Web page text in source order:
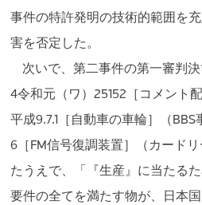
事件の特許発明の技術的範囲を
害を否定した。
次いで、第二事件の第一審判
4令和元（ワ）25152［コメント
平成9.7.1［自動車の車輪］（BBS
6［FM信号復調装置］（カード
たうえで、「『生産』に当たる
要件の全てを満たす物が、日本